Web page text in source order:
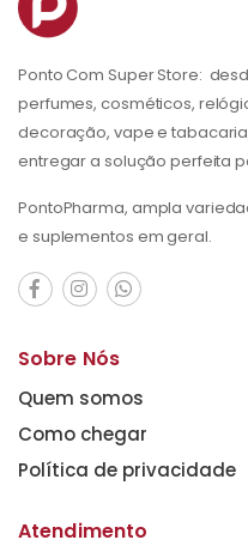
Ponto Com Super Store:
perfumes, cosméticos,
decoração, vape e
entregar a solução perfeita
PontoPharma, ampla
e suplementos em geral.
Sobre Nós
Quem somos
Como chegar
Política de privacidade
Atendimento